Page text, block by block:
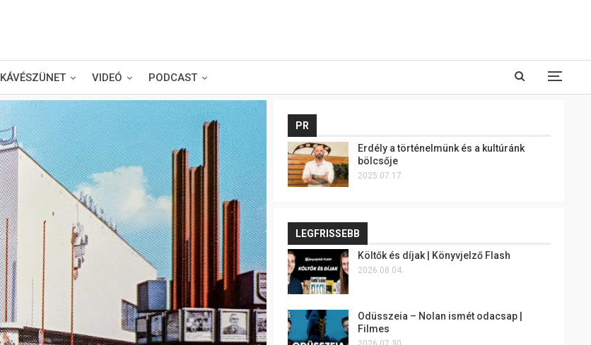
KÁVÉSZÜNET VIDEÓ PODCAST
PR
Erdély a történelmünk és a kultúránk
bölcsője
2025.07.17.
LEGFRISSEBB
Költők és díjak | Könyvjelző Flash
2026.08.04.
Odüsszeia – Nolan ismét odacsap |
Filmes